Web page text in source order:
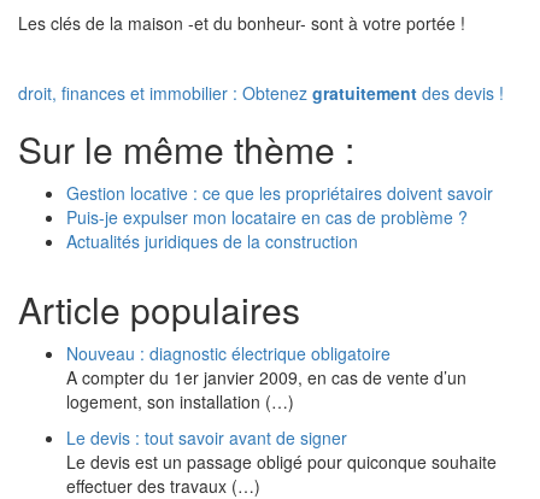
Les clés de la maison -et du bonheur- sont à votre portée !
droit, finances et immobilier : Obtenez gratuitement des devis !
Sur le même thème :
Gestion locative : ce que les propriétaires doivent savoir
Puis-je expulser mon locataire en cas de problème ?
Actualités juridiques de la construction
Article populaires
Nouveau : diagnostic électrique obligatoire
A compter du 1er janvier 2009, en cas de vente d’un
logement, son installation (…)
Le devis : tout savoir avant de signer
Le devis est un passage obligé pour quiconque souhaite
effectuer des travaux (…)